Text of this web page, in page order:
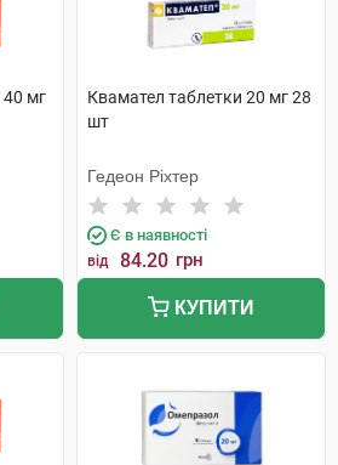
40 мг
Квамател таблетки 20 мг 28
шт
Гедеон Ріхтер
Є в наявності
від 84.20 грн
КУПИТИ